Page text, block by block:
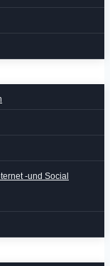
-und Social